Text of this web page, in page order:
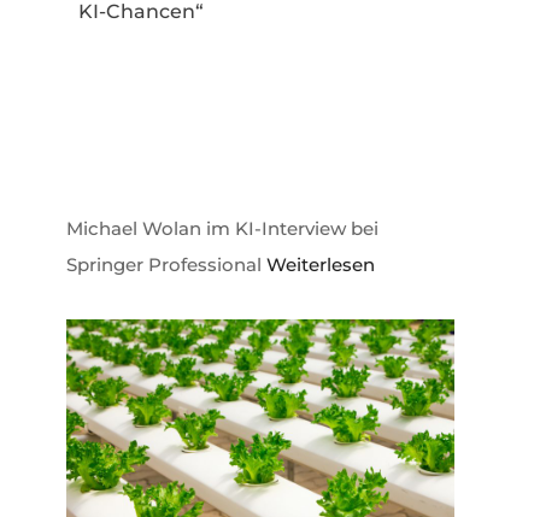
KI-Chancen“
Michael Wolan im KI-Interview bei
Springer Professional Weiterlesen